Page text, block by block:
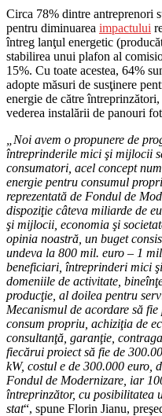
Circa 78% dintre antreprenori
pentru diminuarea impactului
întreg lanţul energetic
stabilirea unui plafon al
15%. Cu toate acestea, 64%
adopte măsuri de susţinere
energie de către
vederea instalării de panouri
„Noi avem o propunere de
întreprinderile mici şi mijlocii
consumatori, acel concept
energie pentru consumul
reprezentată de Fondul de
dispoziţie câteva miliarde de
şi mijlocii, economia şi
opinia noastră, un buget
undeva la 800 mil. euro – 1
beneficiari, întreprinderi mici
domeniile de activitate,
producţie, al doilea pentru
Mecanismul de acordare să
consum propriu, achiziţia de
consultanţă, garanţie,
fiecărui proiect să fie de
kW, costul e de 300.000 euro,
Fondul de Modernizare, iar
întreprinzător, cu posibilitatea
stat“, spune Florin Jianu,